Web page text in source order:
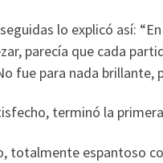
lo explicó así:
parecía que cada
fue para nada brillante,
terminó la
totalmente espantoso